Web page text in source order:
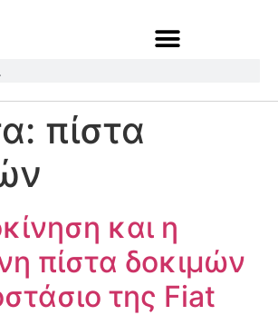
πίστα
και η
πίστα δοκιμών
της Fiat